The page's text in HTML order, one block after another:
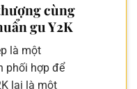
cùng
gu Y2K
là một
phối hợp để
lại là một